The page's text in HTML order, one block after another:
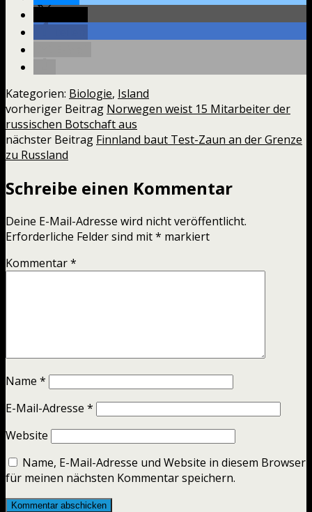
Kategorien: Biologie, Island
vorheriger Beitrag Norwegen weist 15 Mitarbeiter der
russischen Botschaft aus
nächster Beitrag Finnland baut Test-Zaun an der Grenze
zu Russland
Schreibe einen Kommentar
Deine E-Mail-Adresse wird nicht veröffentlicht.
Erforderliche Felder sind mit* markiert
Kommentar*
Name *
E-Mail-Adresse *
Website
Name, E-Mail-Adresse und Website in diesem Browser
für meinen nächsten Kommentar speichern.